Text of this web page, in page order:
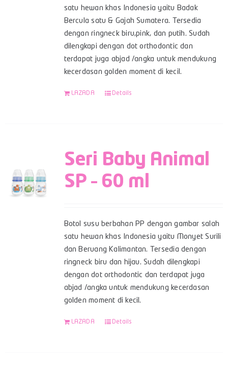
satu hewan khas Indonesia yaitu Badak
Bercula satu & Gajah Sumatera. Tersedia
dengan ringneck biru,pink, dan putih. Sudah
dilengkapi dengan dot orthodontic dan
terdapat juga abjad /angka untuk mendukung
kecerdasan golden moment di kecil.
LAZADA Details
Seri Baby Animal
SP – 60 ml
Botol susu berbahan PP dengan gambar salah
satu hewan khas Indonesia yaitu Monyet Surili
dan Beruang Kalimantan. Tersedia dengan
ringneck biru dan hijau. Sudah dilengkapi
dengan dot orthodontic dan terdapat juga
abjad /angka untuk mendukung kecerdasan
golden moment di kecil.
LAZADA Details